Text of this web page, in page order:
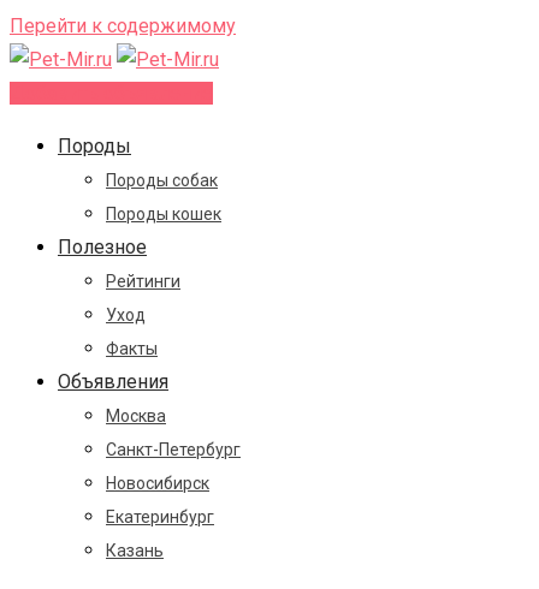
Перейти к содержимому
Породы
Породы собак
Породы кошек
Полезное
Рейтинги
Уход
Факты
Объявления
Москва
Санкт-Петербург
Новосибирск
Екатеринбург
Казань